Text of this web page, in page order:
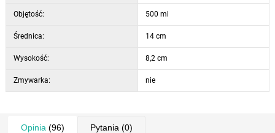
Objętość: 500 ml
Średnica: 14 cm
Wysokość: 8,2 cm
Zmywarka: nie
Opinia (96) Pytania (0)